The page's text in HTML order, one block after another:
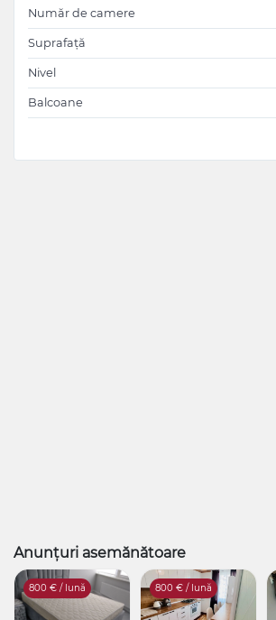
Număr de camere
Suprafață
Nivel
Balcoane
Anunțuri asemănătoare
800 € / lună 800 € / lună